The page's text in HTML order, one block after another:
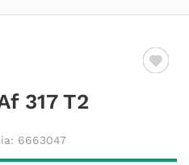
317 T2
: 6663047